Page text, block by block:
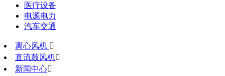
医疗设备
电源电力
汽车交通
离心风机 
直流鼓风机
新闻中心